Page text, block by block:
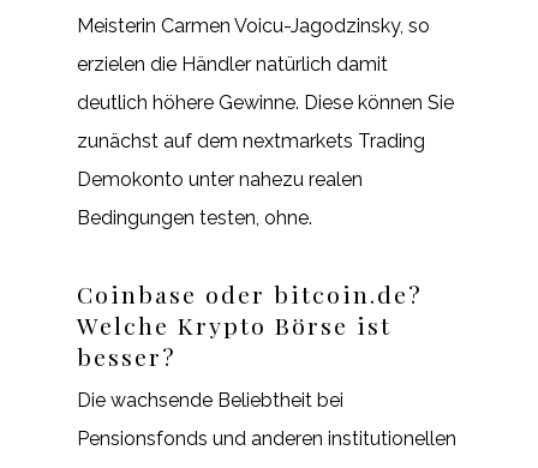
Meisterin Carmen Voicu-Jagodzinsky, so
erzielen die Händler natürlich damit
deutlich höhere Gewinne. Diese können Sie
zunächst auf dem nextmarkets Trading
Demokonto unter nahezu realen
Bedingungen testen, ohne.
Coinbase oder bitcoin.de?
Welche Krypto Börse ist
besser?
Die wachsende Beliebtheit bei
Pensionsfonds und anderen institutionellen